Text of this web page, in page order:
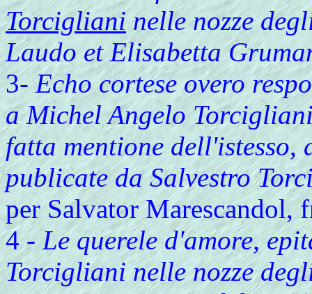
Torciglianinelle nozze
Laudo et Elisabetta
3-Echo cortese overo
a Michel Angelo
fatta mentione
publicate da Salvestro
per Salvator Marescandol,
4 -Le querele d'amore,
Torcigliani nelle nozze